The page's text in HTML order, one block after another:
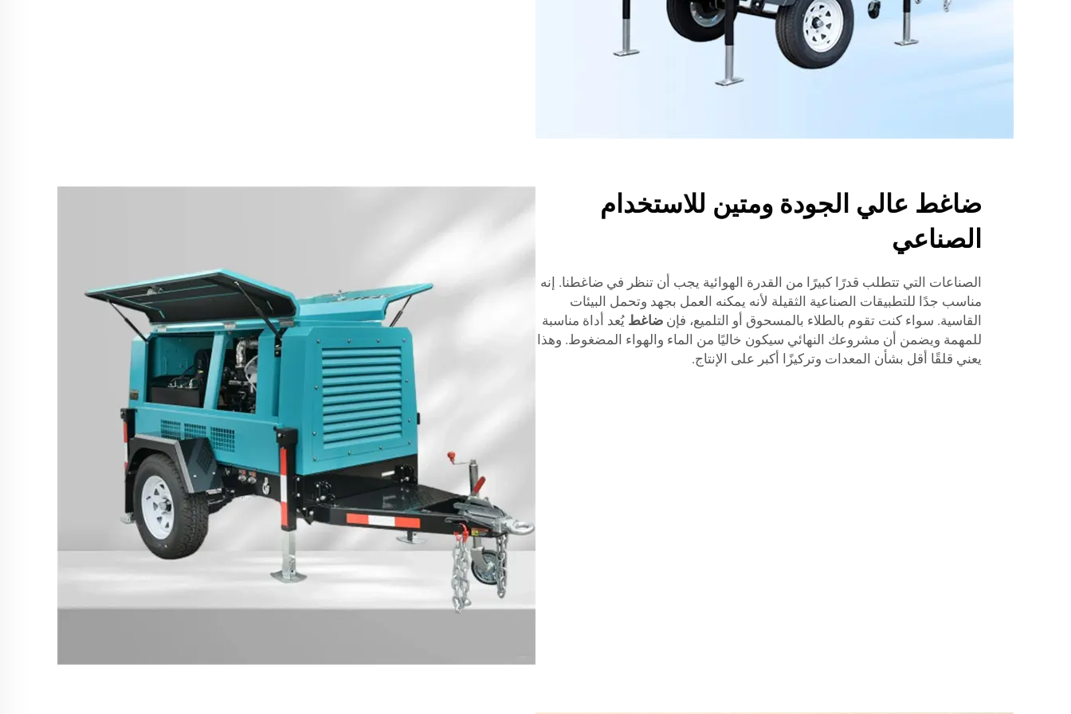
ضاغط عالي الجودة ومتين للاستخدام
الصناعي
الصناعات التي تتطلب قدرًا كبيرًا من القدرة الهوائية يجب أن تنظر في ضاغطنا. إنه
مناسب جدًا للتطبيقات الصناعية الثقيلة لأنه يمكنه العمل بجهد وتحمل البيئات
القاسية. سواء كنت تقوم بالطلاء بالمسحوق أو التلميع، فإن ضاغط يُعد أداة مناسبة
للمهمة ويضمن أن مشروعك النهائي سيكون خاليًا من الماء والهواء المضغوط. وهذا
يعني قلقًا أقل بشأن المعدات وتركيزًا أكبر على الإنتاج.